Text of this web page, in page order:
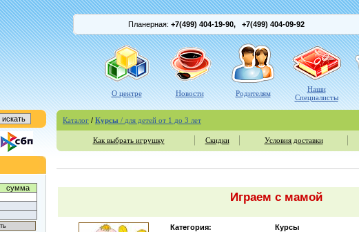
Планерная: +7(499) 404-19-90, +7(499) 404-09-92
О центре Новости Родителям
Наши
Специалисты
сумма
Каталог / Курсы / для детей от 1 до 3 лет
Как выбрать игрушку Скидки Условия доставки
Играем с мамой
Категория:
Курсы